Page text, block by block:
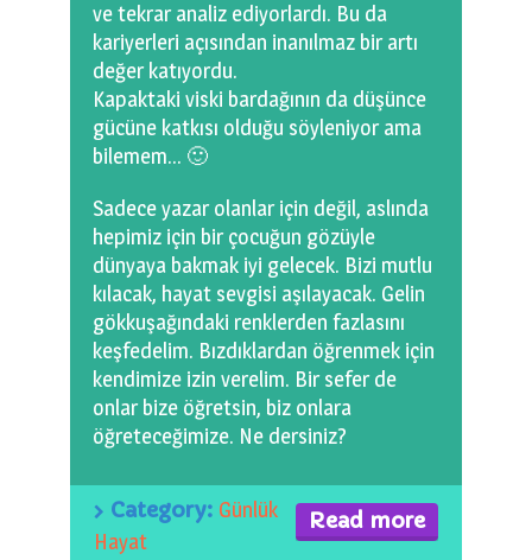
ve tekrar analiz ediyorlardı. Bu da
kariyerleri açısından inanılmaz bir artı
değer katıyordu.
Kapaktaki viski bardağının da düşünce
gücüne katkısı olduğu söyleniyor ama
bilemem… 🙂
Sadece yazar olanlar için değil, aslında
hepimiz için bir çocuğun gözüyle
dünyaya bakmak iyi gelecek. Bizi mutlu
kılacak, hayat sevgisi aşılayacak. Gelin
gökkuşağındaki renklerden fazlasını
keşfedelim. Bızdıklardan öğrenmek için
kendimize izin verelim. Bir sefer de
onlar bize öğretsin, biz onlara
öğreteceğimize. Ne dersiniz?
Read more
Category: Günlük
Hayat